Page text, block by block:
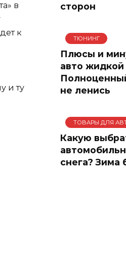
в
к
и ту
сторон
ТЮНИНГ
Плюсы и
авто жидкой
не ленись
ТОВАРЫ ДЛЯ
Какую
снега? Зима